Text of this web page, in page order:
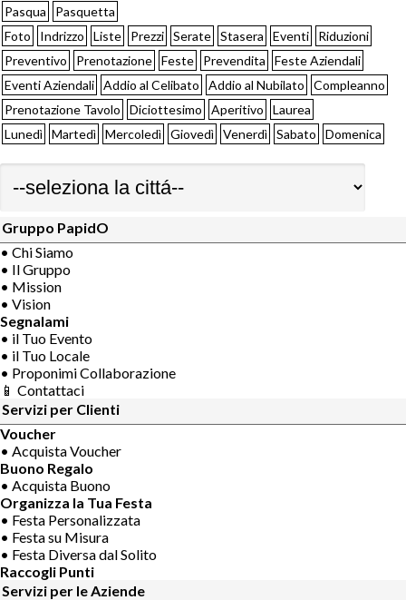
Pasqua
Pasquetta
Foto
Indrizzo Liste Prezzi Serate Stasera Eventi
Riduzioni
Preventivo
Prenotazione Feste Prevendita
Feste Aziendali
Eventi Aziendali Addio al Celibato Addio al Nubilato
Compleanno
Prenotazione Tavolo
Diciottesimo Aperitivo
Laurea
Lunedì Martedì Mercoledì Giovedì Venerdì Sabato Domenica
Gruppo PapidO
• Chi Siamo
• Il Gruppo
• Mission
• Vision
Segnalami
• il Tuo Evento
• il Tuo Locale
• Proponimi Collaborazione
📱 Contattaci
Servizi per Clienti
Voucher
• Acquista Voucher
Buono Regalo
• Acquista Buono
Organizza la Tua Festa
• Festa Personalizzata
• Festa su Misura
• Festa Diversa dal Solito
Raccogli Punti
Servizi per le Aziende